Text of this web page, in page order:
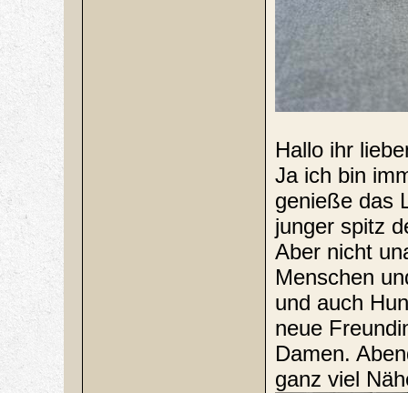
Hallo ihr
Ja ich bin
genieße das
junger spitz
Aber nicht
Menschen
und auch
neue
Damen.
ganz viel